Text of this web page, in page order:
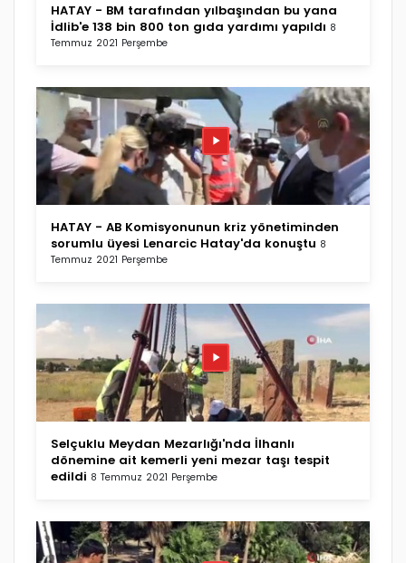
HATAY - BM tarafından yılbaşından bu yana
İdlib'e 138 bin 800 ton gıda yardımı yapıldı 8
Temmuz 2021 Perşembe
HATAY - AB Komisyonunun kriz yönetiminden
sorumlu üyesi Lenarcic Hatay'da konuştu 8
Temmuz 2021 Perşembe
Selçuklu Meydan Mezarlığı'nda İlhanlı
dönemine ait kemerli yeni mezar taşı tespit
edildi 8 Temmuz 2021 Perşembe